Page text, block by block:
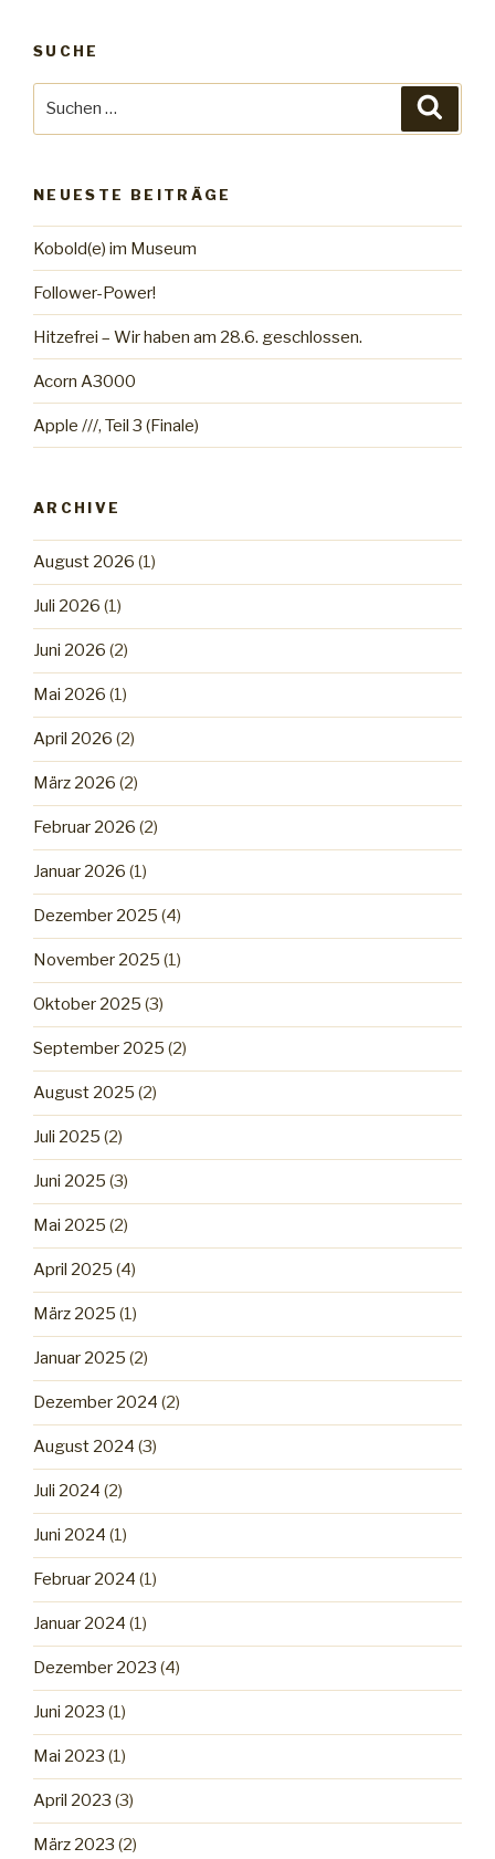
SUCHE
NEUESTE BEITRÄGE
Kobold(e) im Museum
Follower-Power!
Hitzefrei – Wir haben am 28.6. geschlossen.
Acorn A3000
Apple ///, Teil 3 (Finale)
ARCHIVE
August 2026 (1)
Juli 2026 (1)
Juni 2026 (2)
Mai 2026 (1)
April 2026 (2)
März 2026 (2)
Februar 2026 (2)
Januar 2026 (1)
Dezember 2025 (4)
November 2025 (1)
Oktober 2025 (3)
September 2025 (2)
August 2025 (2)
Juli 2025 (2)
Juni 2025 (3)
Mai 2025 (2)
April 2025 (4)
März 2025 (1)
Januar 2025 (2)
Dezember 2024 (2)
August 2024 (3)
Juli 2024 (2)
Juni 2024 (1)
Februar 2024 (1)
Januar 2024 (1)
Dezember 2023 (4)
Juni 2023 (1)
Mai 2023 (1)
April 2023 (3)
März 2023 (2)